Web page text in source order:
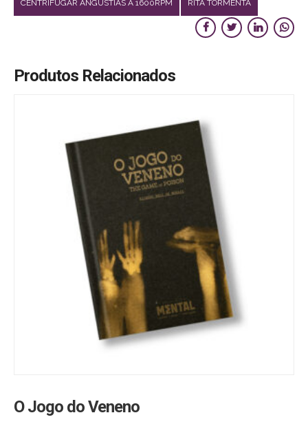
CENTRIFUGAR ANGÚSTIAS A 1600RPM RITA TORMENTA
Produtos Relacionados
O Jogo do Veneno